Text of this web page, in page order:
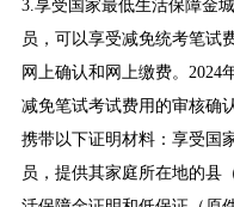
3.享受国家最低生活保障金
员，可以享受减免统考笔试
网上确认和网上缴费。2024
减免笔试考试费用的审核确
携带以下证明材料：享受国
员，提供其家庭所在地的县